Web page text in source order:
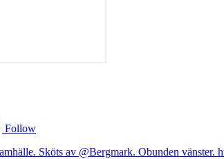
Follow
Sköts av @Bergmark. Obunden vänster.